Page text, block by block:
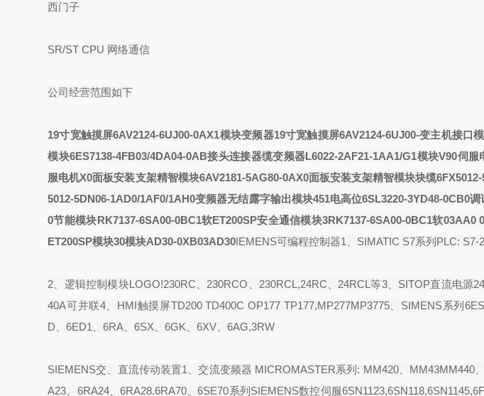
西门子
SR/ST CPU 网络通信
公司经营范围如下
19寸宽触摸屏6AV2124-6UJ00-0AX1模块变频器19寸宽触摸屏6AV2124-6UJ00-变主机接口
模块6ES7138-4FB03/4DA04-0AB接头连接器缆变频器L6022-2AF21-1AA1/G1模块V90伺服
服电机X0面板安装支架精智模块6AV2181-5AG80-0AX0面板安装支架精智模块块缆
5012-5DN06-1AD0/1AF0/1AH0变频器无结露字输出模块451电高位6SL3220-3YD48-0CB0
0节能模块RK7137-6SA00-0BC1软ET200SP安全通信模块3RK7137-6SA00-0BC1软03AA0
ET200SP模块30模块AD30-0XB03AD30IEMENS可编程控制器1、SIMATIC S7系列PLC: S7-
2、逻辑控制模块LOGO!230RC、230RCO、230RCL,24RC、24RCL等3、SITOP直流电源
40A可并联4、HMI触摸屏TD200 TD400C OP177 TP177,MP277MP3775、SIMENS系列
D、6ED1、6RA、6SX、6GK、6XV、6AG,3RW
SIEMENS交、直流传动装置1、交流变频器 MICROMASTER系列: MM420、MM43MM440
A23、6RA24、6RA28.6RA70、6SE70系列SIEMENS数控伺服